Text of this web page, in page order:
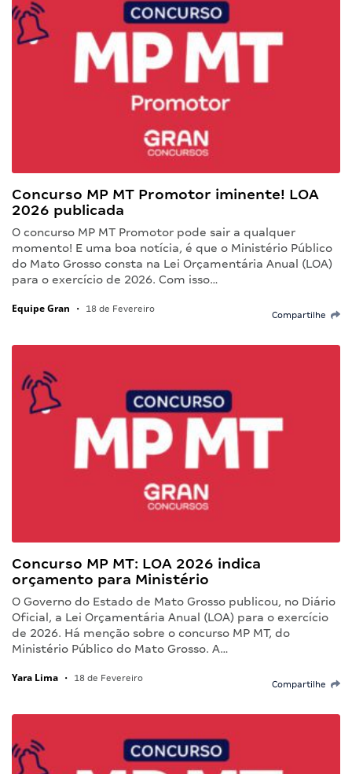
Concurso MP MT Promotor iminente! LOA
2026 publicada
O concurso MP MT Promotor pode sair a qualquer
momento! E uma boa notícia, é que o Ministério Público
do Mato Grosso consta na Lei Orçamentária Anual (LOA)
para o exercício de 2026. Com isso…
Equipe Gran • 18 de Fevereiro
Compartilhe
Concurso MP MT: LOA 2026 indica
orçamento para Ministério
O Governo do Estado de Mato Grosso publicou, no Diário
Oficial, a Lei Orçamentária Anual (LOA) para o exercício
de 2026. Há menção sobre o concurso MP MT, do
Ministério Público do Mato Grosso. A…
Yara Lima • 18 de Fevereiro
Compartilhe